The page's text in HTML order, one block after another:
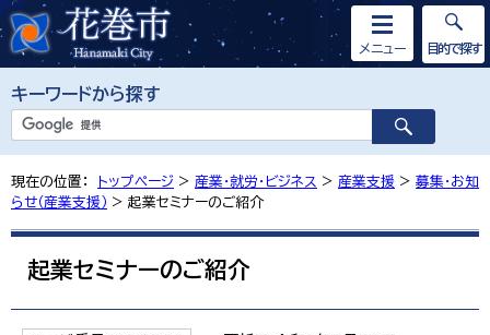
キーワードから探す
メニュー 目的で探す
現在の位置： トップページ > 産業・就労・ビジネス > 産業支援 > 募集・お知
らせ（産業支援） > 起業セミナーのご紹介
起業セミナーのご紹介